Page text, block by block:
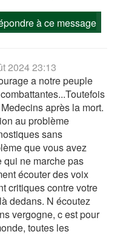
à ce message
2024 23:13
a notre peuple
après la mort.
au problème
sans
que vous avez
qui ne marche pas
écouter des voix
critiques contre votre
dedans. N écoutez
vergogne, c est pour
toutes les